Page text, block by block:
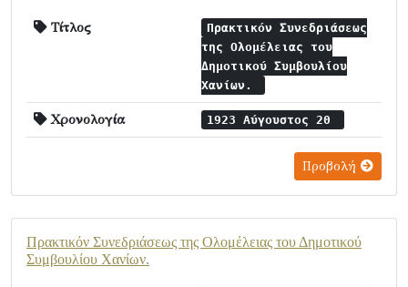
Τίτλος
Πρακτικόν Συνεδριάσεως
της Ολομέλειας του
Δημοτικού Συμβουλίου
Χανίων.
Χρονολογία 1923 Αύγουστος 20
Προβολή
Πρακτικόν Συνεδριάσεως της Ολομέλειας του Δημοτικού
Συμβουλίου Χανίων.